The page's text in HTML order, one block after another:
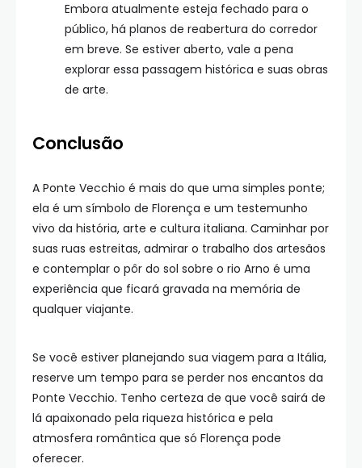
Embora atualmente esteja fechado para o
público, há planos de reabertura do corredor
em breve. Se estiver aberto, vale a pena
explorar essa passagem histórica e suas obras
de arte.
Conclusão
A Ponte Vecchio é mais do que uma simples ponte;
ela é um símbolo de Florença e um testemunho
vivo da história, arte e cultura italiana. Caminhar por
suas ruas estreitas, admirar o trabalho dos artesãos
e contemplar o pôr do sol sobre o rio Arno é uma
experiência que ficará gravada na memória de
qualquer viajante.
Se você estiver planejando sua viagem para a Itália,
reserve um tempo para se perder nos encantos da
Ponte Vecchio. Tenho certeza de que você sairá de
lá apaixonado pela riqueza histórica e pela
atmosfera romântica que só Florença pode
oferecer.